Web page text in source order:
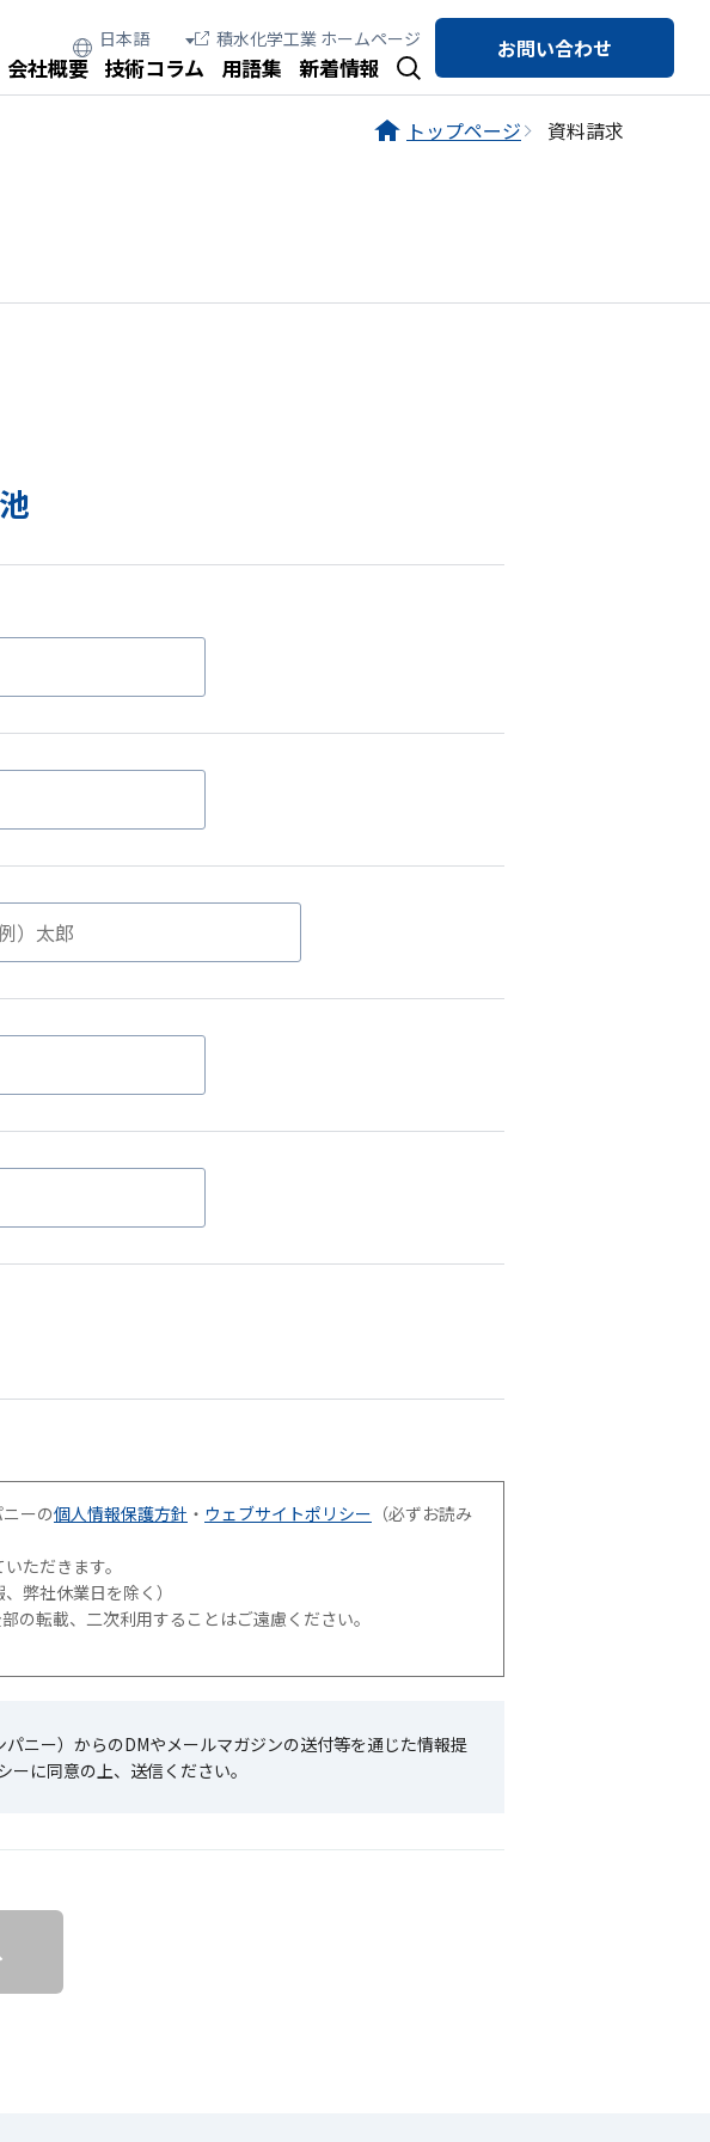
積水化学工業 ホームページ
会社概要 技術コラム 用語集 新着情報
お問い合わせ
トップページ 資料請求
ーの個人情報保護方針 ・ ウェブサイトポリシー （必ずお読み
ただきます。
弊社休業日を除く）
の転載、二次利用することはご遠慮ください。
ニー）からのDMやメールマガジンの送付等を通じた情報提
に同意の上、送信ください。